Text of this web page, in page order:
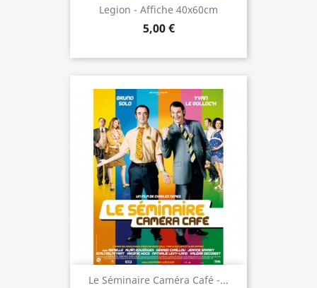
Legion - Affiche 40x60cm
5,00 €
Le Séminaire Caméra Café -...